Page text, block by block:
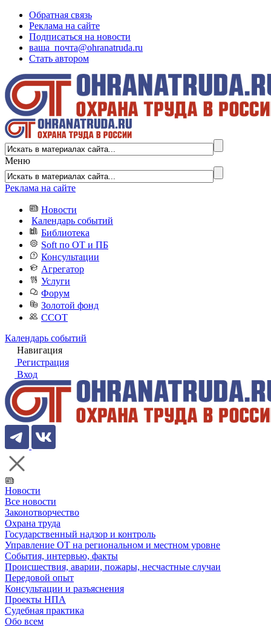
Обратная связь
Реклама на сайте
Подписаться на новости
ваша_почта@ohranatruda.ru
Стать автором
Меню
Реклама на сайте
Новости
Календарь событий
Библиотека
Soft по ОТ и ПБ
Консультации
Агрегатор
Услуги
Форум
Золотой фонд
ССОТ
Календарь событий
Навигация
Регистрация
Вход
Новости
Все новости
Законотворчество
Охрана труда
Государственный надзор и контроль
Управление ОТ на региональном и местном уровне
События, интервью, факты
Происшествия, аварии, пожары, несчастные случаи
Передовой опыт
Консультации и разъяснения
Проекты НПА
Судебная практика
Обо всем